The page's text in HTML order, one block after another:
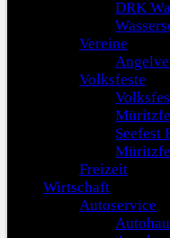
DRK
Vereine
Volksfeste
Seefest
Freizeit
Wirtschaft
Autoservice